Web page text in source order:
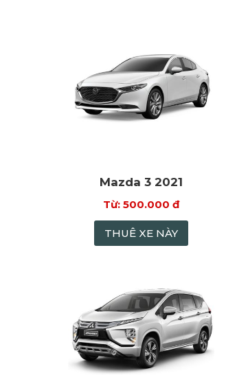
Mazda 3 2021
500.000 đ
THUÊ XE NÀY